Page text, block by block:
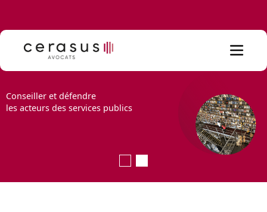
Conseiller et défendre
les acteurs des services publics